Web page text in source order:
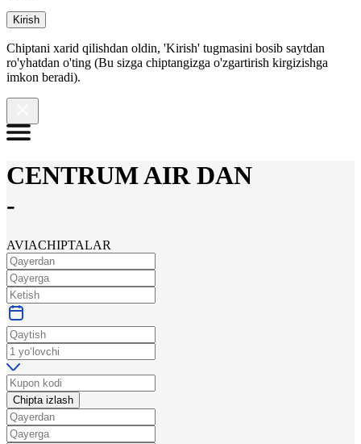
Kirish
Chiptani xarid qilishdan oldin, 'Kirish' tugmasini bosib saytdan
ro'yhatdan o'ting (Bu sizga chiptangizga o'zgartirish kirgizishga
imkon beradi).
CENTRUM AIR DAN
-
AVIACHIPTALAR
Chipta izlash